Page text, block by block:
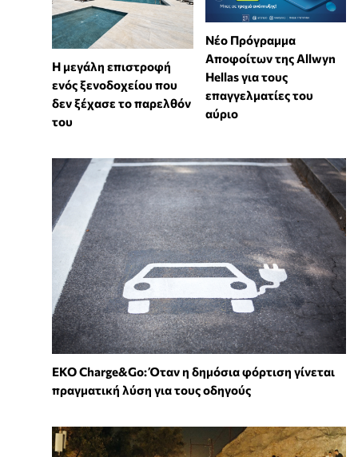
Η μεγάλη επιστροφή
ενός ξενοδοχείου που
δεν ξέχασε το παρελθόν
του
Νέο Πρόγραμμα
Αποφοίτων της Allwyn
Hellas για τους
επαγγελματίες του
αύριο
EKO Charge&Go: Όταν η δημόσια φόρτιση γίνεται
πραγματική λύση για τους οδηγούς